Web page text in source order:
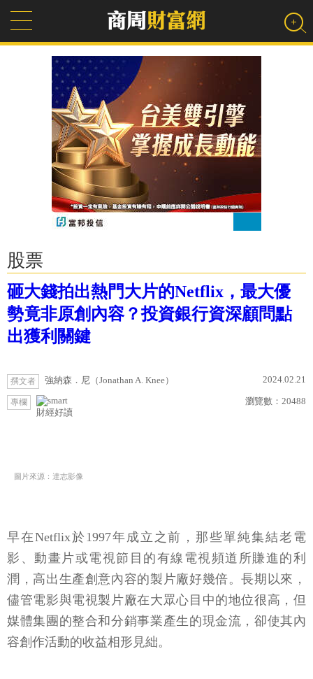
股票
砸大錢拍出熱門大片的Netflix，最大優
勢竟非原創內容？投資銀行資深顧問點
出獲利關鍵
撰文者 強納森．尼（Jonathan A. Knee） 2024.02.21
專欄
財經好讀
瀏覽數： 20488
圖片來源：達志影像
早在Netflix於1997年成立之前，那些單純集結老電
影、動畫片或電視節目的有線電視頻道所賺進的利
潤，高出生產創意內容的製片廠好幾倍。長期以來，
儘管電影與電視製片廠在大眾心目中的地位很高，但
媒體集團的整合和分銷事業產生的現金流，卻使其內
容創作活動的收益相形見絀。